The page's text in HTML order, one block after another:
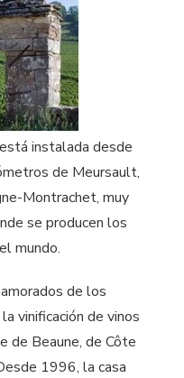
instalada desde
de Meursault,
Montrachet, muy
se producen los
mundo.
de los
vinificación de vinos
de Beaune, de Côte
1996, la casa